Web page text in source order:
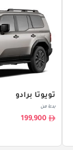
تويوتا برادو
بدءا من
199,900